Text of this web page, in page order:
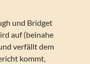
und Bridget
auf (beinahe
verfällt dem
kommt,